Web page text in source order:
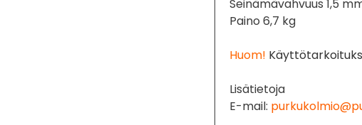
Seinämävahvuus 1,5
Paino 6,7 kg
Huom!
Lisätietoja
E-mail: